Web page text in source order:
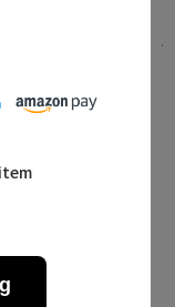
セットが登場。リ
新作
UP